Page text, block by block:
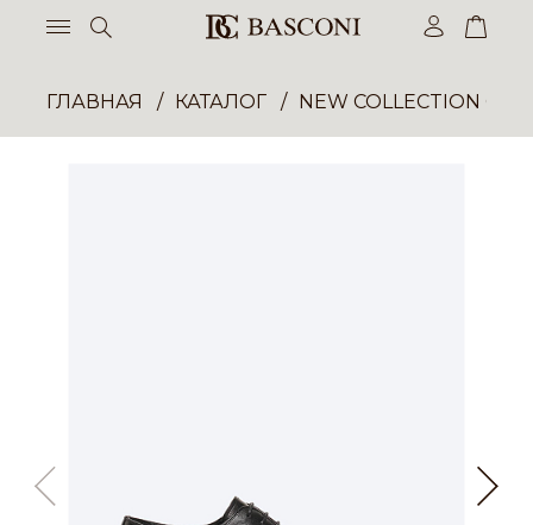
ГЛАВНАЯ КАТАЛОГ NEW COLLECTION